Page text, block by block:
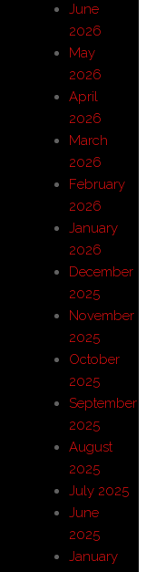
June
2026
May
2026
April
2026
March
2026
February
2026
January
2026
December
2025
November
2025
October
2025
September
2025
August
2025
July 2025
June
2025
January